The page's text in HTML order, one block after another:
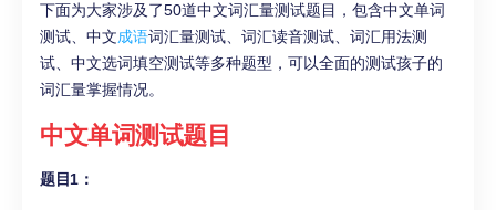
下面为大家涉及了50道中文词汇量测试题目，包含中文单词
测试、中文成语词汇量测试、词汇读音测试、词汇用法测
试、中文选词填空测试等多种题型，可以全面的测试孩子的
词汇量掌握情况。
中文单词测试题目
题目1：